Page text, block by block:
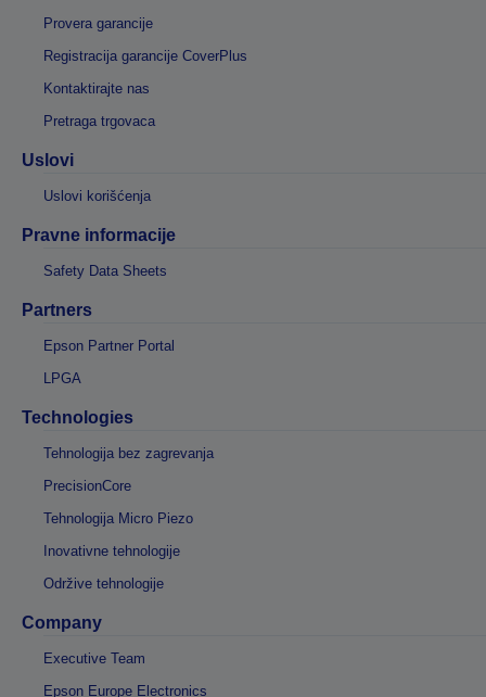
Provera garancije
Registracija garancije CoverPlus
Kontaktirajte nas
Pretraga trgovaca
Uslovi
Uslovi korišćenja
Pravne informacije
Safety Data Sheets
Partners
Epson Partner Portal
LPGA
Technologies
Tehnologija bez zagrevanja
PrecisionCore
Tehnologija Micro Piezo
Inovativne tehnologije
Održive tehnologije
Company
Executive Team
Epson Europe Electronics